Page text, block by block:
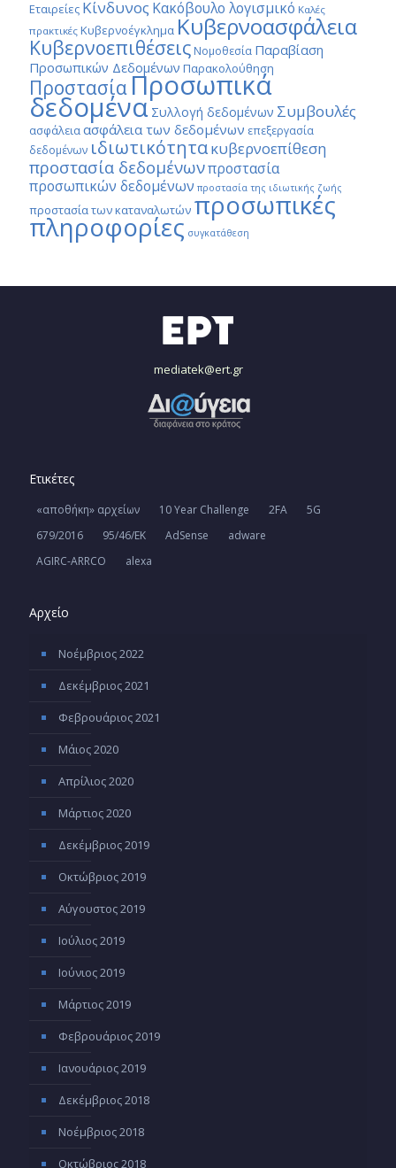
Εταιρείες Κίνδυνος Κακόβουλο λογισμικό Καλές
πρακτικές Κυβερνοέγκλημα Κυβερνοασφάλεια
Κυβερνοεπιθέσεις Νομοθεσία Παραβίαση
Προσωπικών Δεδομένων Παρακολούθηση
ΠροστασίαΠροσωπικά
δεδομένα Συλλογή δεδομένων Συμβουλές
ασφάλειαασφάλεια των δεδομένων επεξεργασία
δεδομένων ιδιωτικότητακυβερνοεπίθεση
προστασία δεδομένωνπροστασία
προσωπικών δεδομένων προστασία της ιδιωτικής ζωής
προστασία των καταναλωτών προσωπικές
πληροφορίες συγκατάθεση
mediatek@ert.gr
Ετικέτες
«αποθήκη» αρχείων 10 Year Challenge 2FA
5G
679/2016
95/46/ΕΚ AdSense
adware
AGIRC-ARRCO
alexa
Αρχείο
Νοέμβριος 2022
Δεκέμβριος 2021
Φεβρουάριος 2021
Μάιος 2020
Απρίλιος 2020
Μάρτιος 2020
Δεκέμβριος 2019
Οκτώβριος 2019
Αύγουστος 2019
Ιούλιος 2019
Ιούνιος 2019
Μάρτιος 2019
Φεβρουάριος 2019
Ιανουάριος 2019
Δεκέμβριος 2018
Νοέμβριος 2018
Οκτώβριος 2018